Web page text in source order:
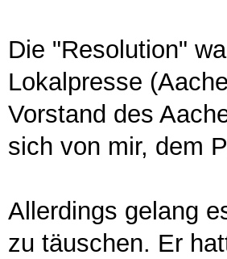
Die "Resolution"
Lokalpresse
Vorstand des
sich von mir, dem
Allerdings gelang
zu täuschen. Er